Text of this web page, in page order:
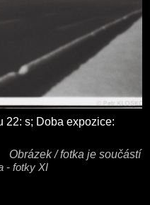
22: s; Doba expozice:
Obrázek / fotka je součástí
- fotky XI